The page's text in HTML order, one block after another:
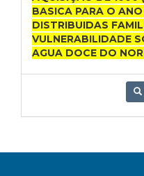
BASICA PARA O
DISTRIBUIDAS
VULNERABILIDADE
AGUA DOCE DO